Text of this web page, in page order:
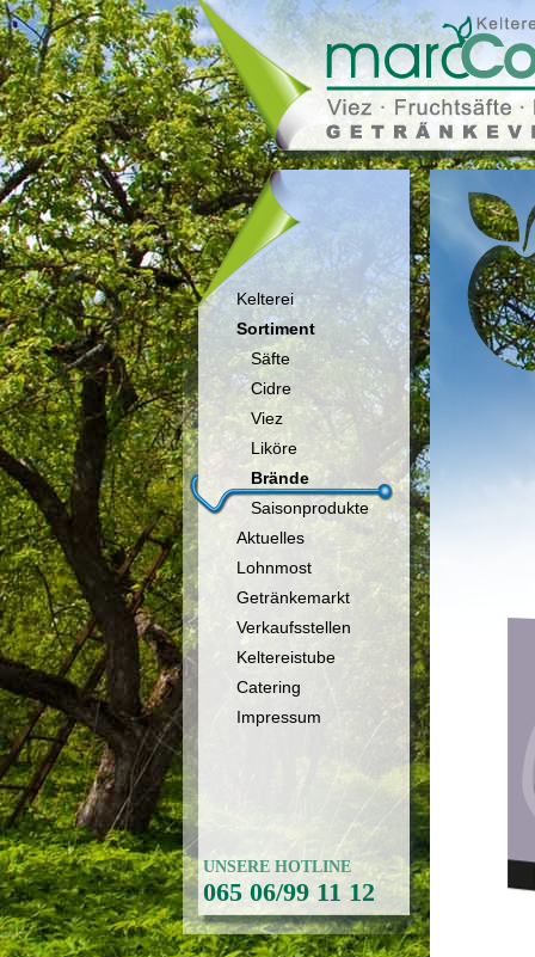
Kelterei
Sortiment
Säfte
Cidre
Viez
Liköre
Brände
Saisonprodukte
Aktuelles
Lohnmost
Getränkemarkt
Verkaufsstellen
Keltereistube
Catering
Impressum
UNSERE HOTLINE
065 06/99 11 12